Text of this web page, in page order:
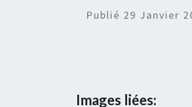
Publié 29 Janvier
Images liées: